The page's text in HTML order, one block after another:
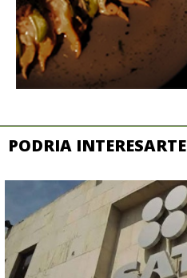
PODRIA INTERESARTE